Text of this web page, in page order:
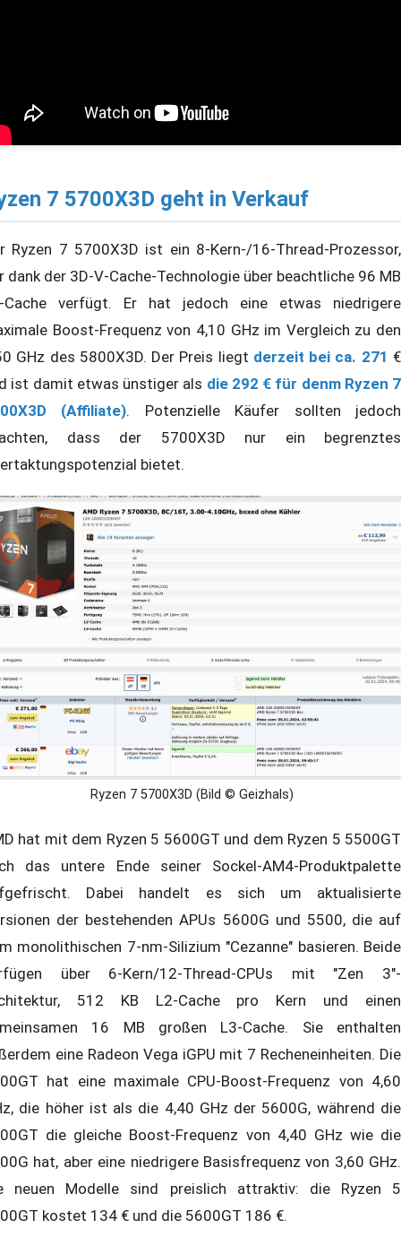
7 5700X3D geht in Verkauf
Ryzen 7 5700X3D ist ein 8-Kern-/16-Thread-Prozessor,
dank der 3D-V-Cache-Technologie über beachtliche 96 MB
Cache verfügt. Er hat jedoch eine etwas niedrigere
Boost-Frequenz von 4,10 GHz im Vergleich zu den
GHz des 5800X3D. Der Preis liegt derzeit bei ca. 271 €
ist damit etwas ünstiger als die 292 € für denm Ryzen 7
(Affiliate). Potenzielle Käufer sollten jedoch
dass der 5700X3D nur ein begrenztes
bietet.
Ryzen 7 5700X3D (Bild © Geizhals)
hat mit dem Ryzen 5 5600GT und dem Ryzen 5 5500GT
das untere Ende seiner Sockel-AM4-Produktpalette
Dabei handelt es sich um aktualisierte
der bestehenden APUs 5600G und 5500, die auf
monolithischen 7-nm-Silizium "Cezanne" basieren. Beide
über 6-Kern/12-Thread-CPUs mit "Zen 3"-
512 KB L2-Cache pro Kern und einen
16 MB großen L3-Cache. Sie enthalten
eine Radeon Vega iGPU mit 7 Recheneinheiten. Die
hat eine maximale CPU-Boost-Frequenz von 4,60
die höher ist als die 4,40 GHz der 5600G, während die
die gleiche Boost-Frequenz von 4,40 GHz wie die
hat, aber eine niedrigere Basisfrequenz von 3,60 GHz.
neuen Modelle sind preislich attraktiv: die Ryzen 5
kostet 134 € und die 5600GT 186 €.